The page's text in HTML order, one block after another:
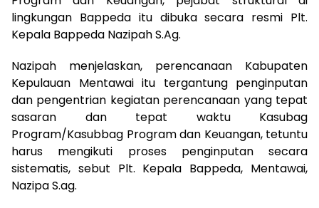
lingkungan Bappeda itu dibuka secara resmi Plt.
Kepala Bappeda Nazipah S.Ag.
Nazipah menjelaskan, perencanaan Kabupaten
Kepulauan Mentawai itu tergantung penginputan
dan pengentrian kegiatan perencanaan yang tepat
sasaran dan tepat waktu Kasubag
Program/Kasubbag Program dan Keuangan, tetuntu
harus mengikuti proses penginputan secara
sistematis, sebut Plt. Kepala Bappeda, Mentawai,
Nazipa S.ag.